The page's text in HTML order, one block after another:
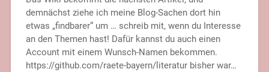
demnächst ziehe ich meine Blog-Sachen dort hin
etwas „findbarer“ um … schreib mit, wenn du Interesse
an den Themen hast! Dafür kannst du auch einen
Account mit einem Wunsch-Namen bekommen.
https://github.com/raete-bayern/literatur bisher war…